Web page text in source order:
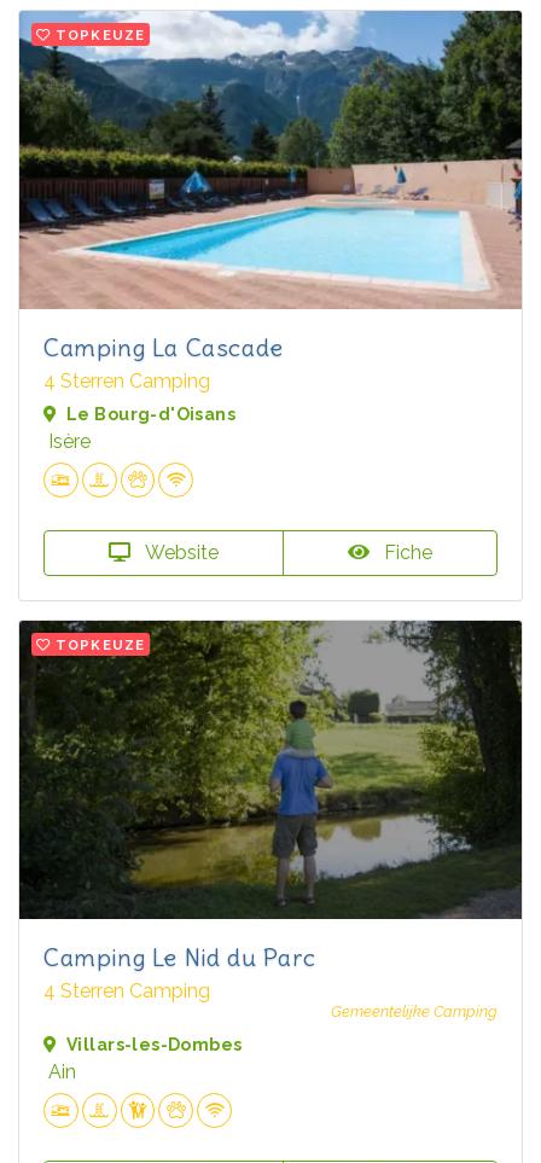
TOPKEUZE
Camping La Cascade
4 Sterren Camping
Le Bourg-d'Oisans
Isère
Website Fiche
TOPKEUZE
Camping Le Nid du Parc
4 Sterren Camping
Gemeentelijke Camping
Villars-les-Dombes
Ain